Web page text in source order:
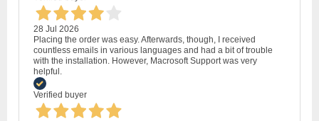
28 Jul 2026
Placing the order was easy. Afterwards, though, I received
countless emails in various languages and had a bit of trouble
with the installation. However, Macrosoft Support was very
helpful.
Verified buyer